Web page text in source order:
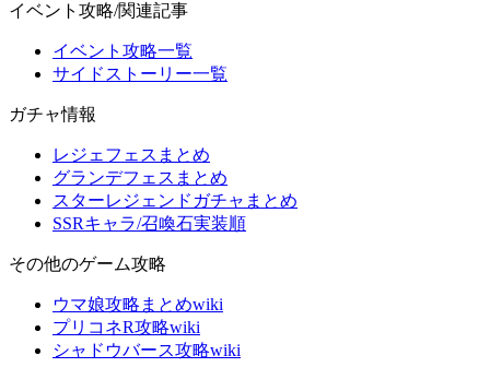
イベント攻略/関連記事
イベント攻略一覧
サイドストーリー一覧
ガチャ情報
レジェフェスまとめ
グランデフェスまとめ
スターレジェンドガチャまとめ
SSRキャラ/召喚石実装順
その他のゲーム攻略
ウマ娘攻略まとめwiki
プリコネR攻略wiki
シャドウバース攻略wiki